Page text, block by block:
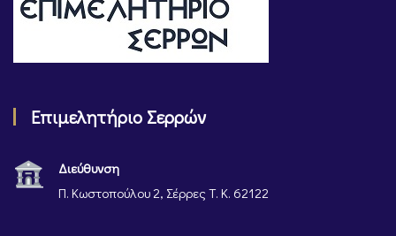
Επιμελητήριο Σερρών
Διεύθυνση
Π. Κωστοπούλου 2, Σέρρες Τ. Κ. 62122